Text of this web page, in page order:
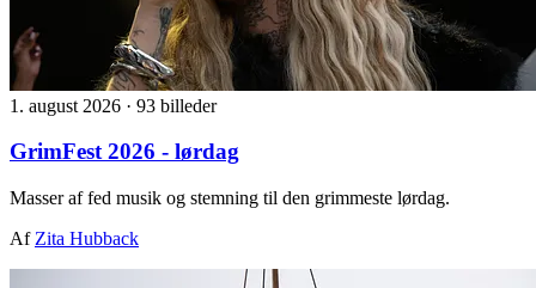
1. august 2026 · 93 billeder
GrimFest 2026 - lørdag
Masser af fed musik og stemning til den grimmeste lørdag.
Af Zita Hubback